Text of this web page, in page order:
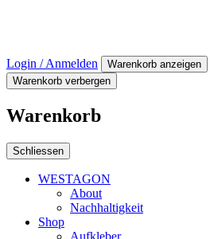
Login / Anmelden Warenkorb anzeigen
Warenkorb verbergen
Warenkorb
Schliessen
WESTAGON
About
Nachhaltigkeit
Shop
Aufkleber